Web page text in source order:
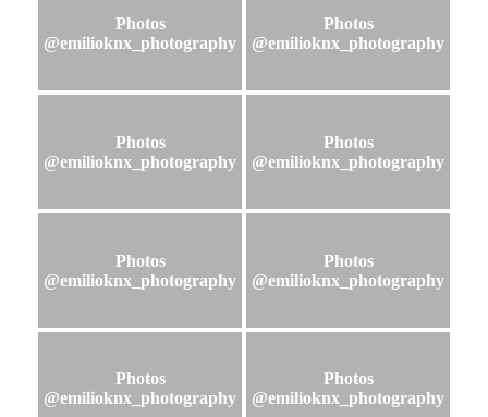
Photos
@emilioknx_photography
Photos
@emilioknx_photography
Photos
@emilioknx_photography
Photos
@emilioknx_photography
Photos
@emilioknx_photography
Photos
@emilioknx_photography
Photos
@emilioknx_photography
Photos
@emilioknx_photography